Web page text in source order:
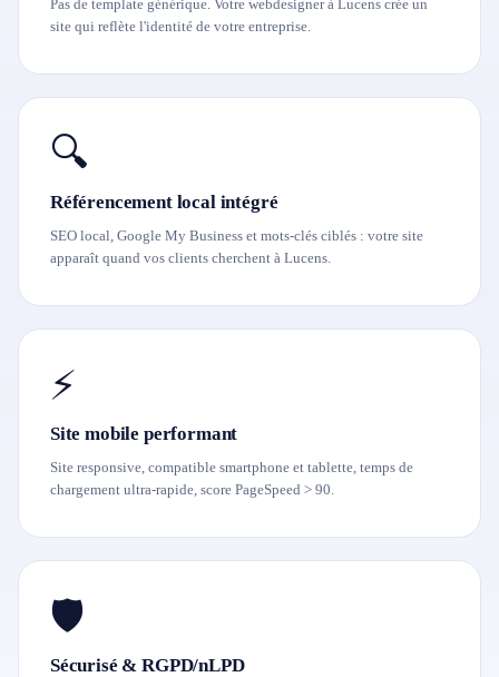
Pas de template générique. Votre webdesigner à Lucens crée un
site qui reflète l'identité de votre entreprise.
🔍
Référencement local intégré
SEO local, Google My Business et mots-clés ciblés : votre site
apparaît quand vos clients cherchent à Lucens.
⚡
Site mobile performant
Site responsive, compatible smartphone et tablette, temps de
chargement ultra-rapide, score PageSpeed > 90.
🛡️
Sécurisé & RGPD/nLPD